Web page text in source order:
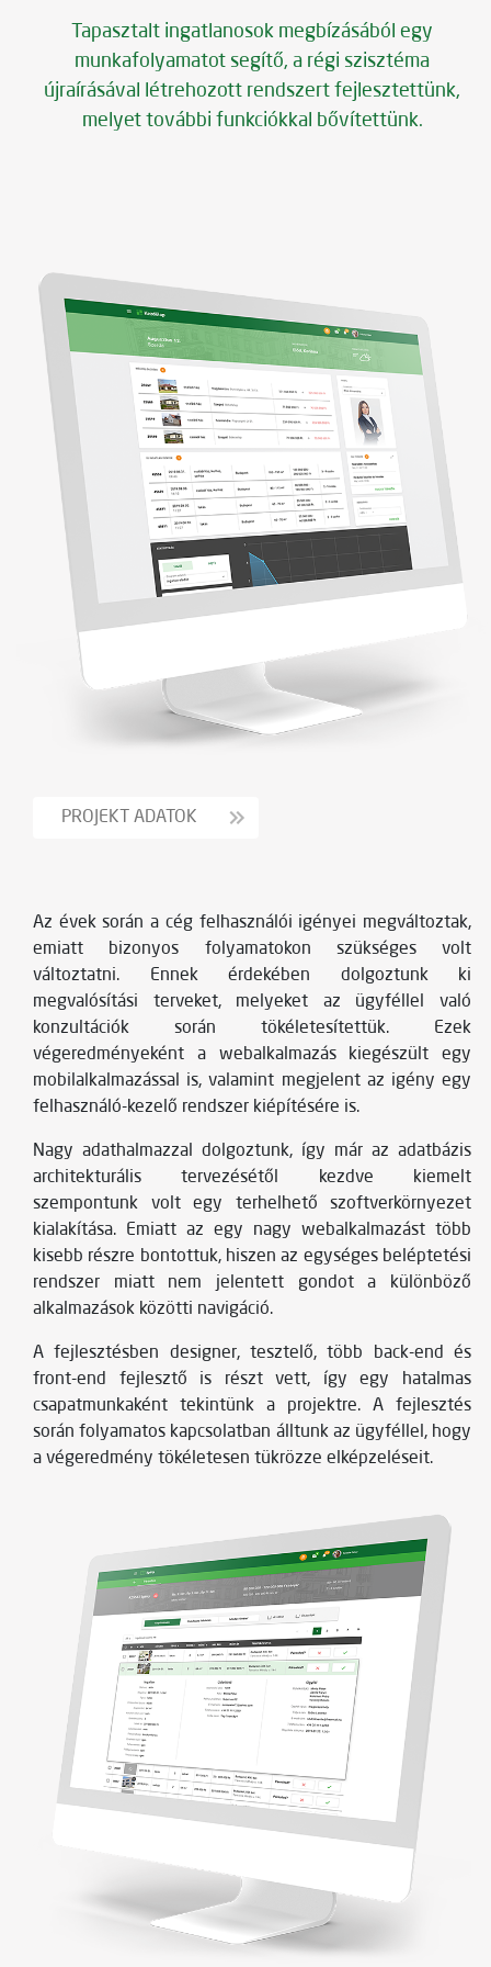
Tapasztalt ingatlanosok megbízásából egy
munkafolyamatot segítő, a régi szisztéma
újraírásával létrehozott rendszert fejlesztettünk,
melyet további funkciókkal bővítettünk.
feladat
design, teljes körű web- és
mobilalkalmazás áruházak, internet
PROJEKT ADATOK
Az évek során a cég felhasználói igényei megváltoztak,
emiatt bizonyos folyamatokon szükséges volt
változtatni. Ennek érdekében dolgoztunk ki
megvalósítási terveket, melyeket az ügyféllel való
konzultációk során tökéletesítettük. Ezek
végeredményeként a webalkalmazás kiegészült egy
mobilalkalmazással is, valamint megjelent az igény egy
felhasználó-kezelő rendszer kiépítésére is.
Nagy adathalmazzal dolgoztunk, így már az adatbázis
architekturális tervezésétől kezdve kiemelt
szempontunk volt egy terhelhető szoftverkörnyezet
kialakítása. Emiatt az egy nagy webalkalmazást több
kisebb részre bontottuk, hiszen az egységes beléptetési
rendszer miatt nem jelentett gondot a különböző
alkalmazások közötti navigáció.
A fejlesztésben designer, tesztelő, több back-end és
front-end fejlesztő is részt vett, így egy hatalmas
csapatmunkaként tekintünk a projektre. A fejlesztés
során folyamatos kapcsolatban álltunk az ügyféllel, hogy
a végeredmény tökéletesen tükrözze elképzeléseit.